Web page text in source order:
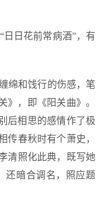
日花前常病酒”，有
绵和饯行的伤感，笔
》，即《阳关曲》。
后相思的感情作了极
传春秋时有个萧史，
清照化此典，既写她
还暗合调名，照应题